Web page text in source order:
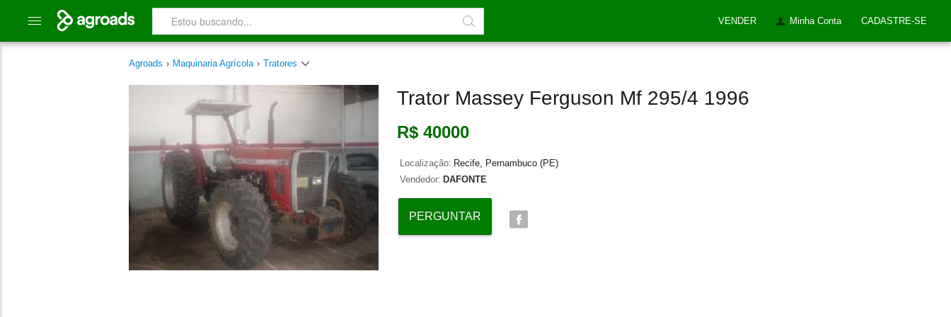
VENDER Minha Conta CADASTRE-SE
Agroads › Maquinaria Agrícola › Tratores
Trator Massey Ferguson Mf 295/4 1996
R$ 40000
Localização: Recife, Pernambuco (PE)
Vendedor: DAFONTE
PERGUNTAR